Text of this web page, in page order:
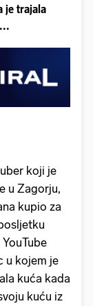
je trajala
koji je
u Zagorju,
kupio za
u kojem je
kuća kada
kuću iz